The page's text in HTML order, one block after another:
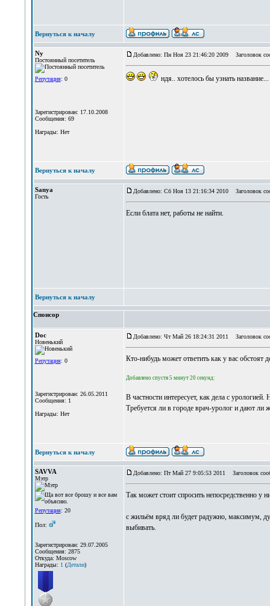
Вернуться к началу
Ny
Постоянный посетитель
Репутация: 0
Зарегистрирован: 17.10.2008
Сообщения: 69
Награды: Нет
Добавлено: Пн Ноя 23 21:46:20 2009 Заголовок
ндя.. хотелось бы узнать название...
Вернуться к началу
Sanya
Гость
Добавлено: Сб Ноя 13 21:16:34 2010 Заголовок
Если блата нет, работы не найти.
Вернуться к началу
Спонсор
Doc
Новенький
Репутация: 0
Зарегистрирован: 26.05.2011
Сообщения: 1
Награды: Нет
Добавлено: Чт Май 26 18:24:31 2011 Заголовок
Кто-нибудь может ответить как у вас обстоят
Добавлено спустя 5 минут 20 секунд:
В частности интересует, как дела с
Требуется ли в городе врач-уролог и дают ли
Вернуться к началу
SAVVA
Мэтр
Репутация: 20
Пол:
Зарегистрирован: 29.07.2005
Сообщения: 2875
Откуда: Moscow
Награды: 1 (Детали)
Добавлено: Пт Май 27 9:05:53 2011 Заголовок
Так может стоит спросить непосредственно у
с жильём вряд ли будет радужно, максимум,
выбивать.